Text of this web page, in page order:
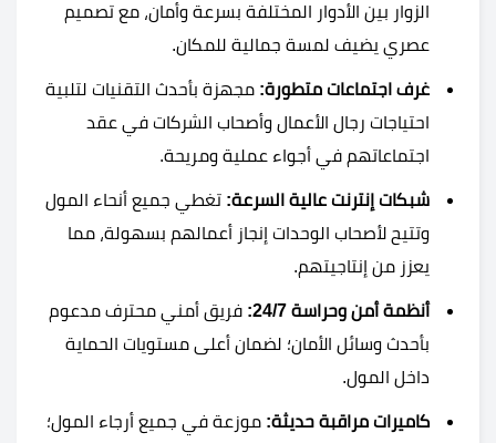
الزوار بين الأدوار المختلفة بسرعة وأمان، مع تصميم
عصري يضيف لمسة جمالية للمكان.
غرف اجتماعات متطورة: مجهزة بأحدث التقنيات لتلبية
احتياجات رجال الأعمال وأصحاب الشركات في عقد
اجتماعاتهم في أجواء عملية ومريحة.
شبكات إنترنت عالية السرعة: تغطي جميع أنحاء المول
وتتيح لأصحاب الوحدات إنجاز أعمالهم بسهولة، مما
يعزز من إنتاجيتهم.
أنظمة أمن وحراسة 24/7:
فريق أمني محترف مدعوم
بأحدث وسائل الأمان؛ لضمان أعلى مستويات الحماية
داخل المول.
كاميرات مراقبة حديثة: موزعة في جميع أرجاء المول؛